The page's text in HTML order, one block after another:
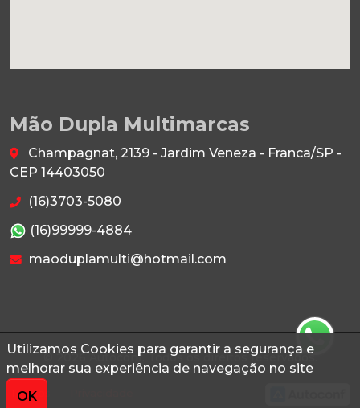
Utilizamos Cookies para garantir a segurança e
melhorar sua experiência de navegação no site
OK
Mão Dupla Multimarcas
Champagnat, 2139 - Jardim Veneza - Franca/SP -
CEP 14403050
(16)3703-5080
(16)99999-4884
maoduplamulti@hotmail.com
© 2026 Autoconf. Todos os direitos reservados.
Termos